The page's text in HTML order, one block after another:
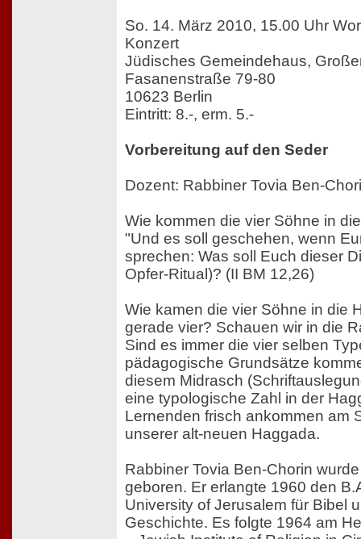
So. 14. März 2010, 15.00 Uhr
Konzert
Jüdisches Gemeindehaus,
Fasanenstraße 79-80
10623 Berlin
Eintritt: 8.-, erm. 5.-
Vorbereitung auf den Seder
Dozent: Rabbiner Tovia Ben-
Wie kommen die vier Söhne in
"Und es soll geschehen, wenn
sprechen: Was soll Euch dieser
Opfer-Ritual)? (II BM 12,26)
Wie kamen die vier Söhne in die
gerade vier? Schauen wir in die
Sind es immer die vier selben
pädagogische Grundsätze
diesem Midrasch
eine typologische Zahl in der
Lernenden frisch ankommen am
unserer alt-neuen Haggada.
Rabbiner Tovia Ben-Chorin
geboren. Er erlangte 1960 den
University of Jerusalem für Bibel
Geschichte. Es folgte 1964 am